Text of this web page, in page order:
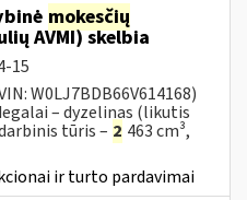
mokesčių
AVMI) skelbia
15
W0LJ7BDB66V614168)
– dyzelinas (likutis
tūris – 2 463 cm³,
ir turto pardavimai